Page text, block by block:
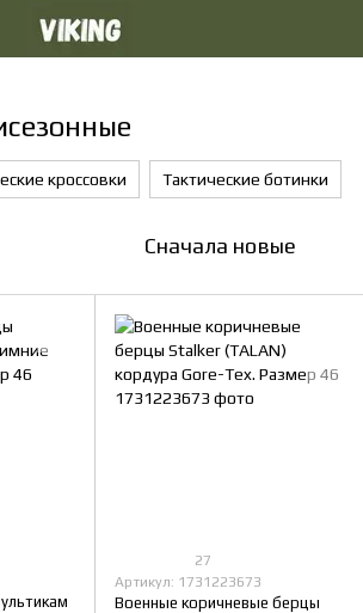
кроссовки Тактические ботинки
Сначала новые
27
Артикул: 1731223673
Военные коричневые берцы